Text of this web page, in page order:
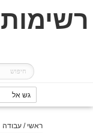
רשימות
ראשי /עבודה